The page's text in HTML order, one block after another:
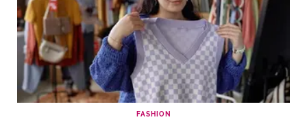
FASHION